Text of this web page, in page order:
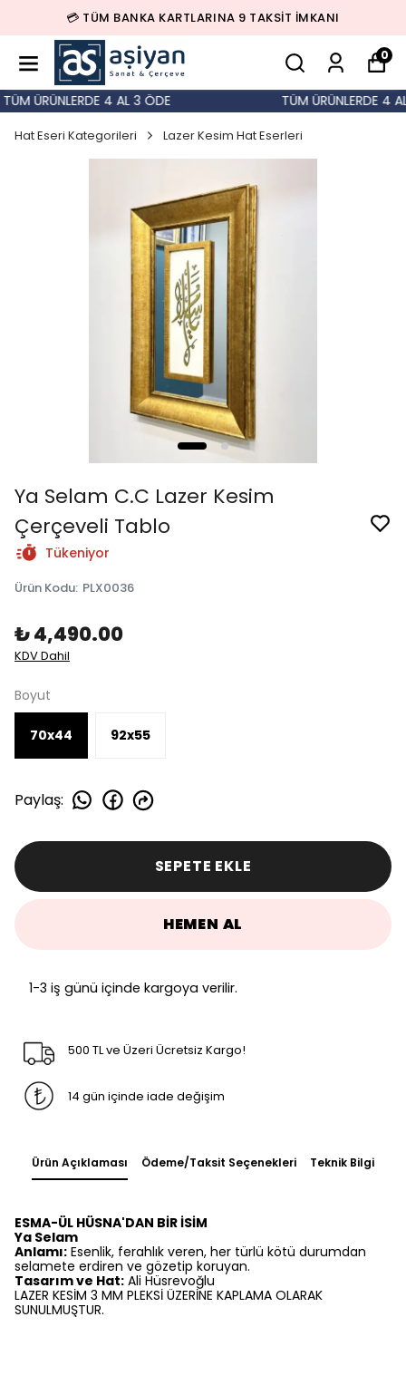
💳 TÜM BANKA KARTLARINA 9 TAKSİT İMKANI
0
ÜRÜNLERDE 4 AL 3 ÖDE TÜM ÜRÜNLERDE 4
Hat Eseri Kategorileri Lazer Kesim Hat Eserleri
Ya Selam C.C Lazer Kesim
Çerçeveli Tablo
Tükeniyor
Ürün Kodu: PLX0036
₺ 4,490.00
KDV Dahil
Boyut
70x44 92x55
Paylaş:
SEPETE EKLE
HEMEN AL
1-3 iş günü içinde kargoya verilir.
500 TL ve Üzeri Ücretsiz Kargo!
14 gün içinde iade değişim
Ürün Açıklaması Ödeme/Taksit Seçenekleri Teknik Bilgi
ESMA-ÜL HÜSNA'DAN BİR İSİM
Ya Selam
Anlamı: Esenlik, ferahlık veren, her türlü kötü durumdan
selamete erdiren ve gözetip koruyan.
Tasarım ve Hat: Ali Hüsrevoğlu
LAZER KESİM 3 MM PLEKSİ ÜZERİNE KAPLAMA OLARAK
SUNULMUŞTUR.